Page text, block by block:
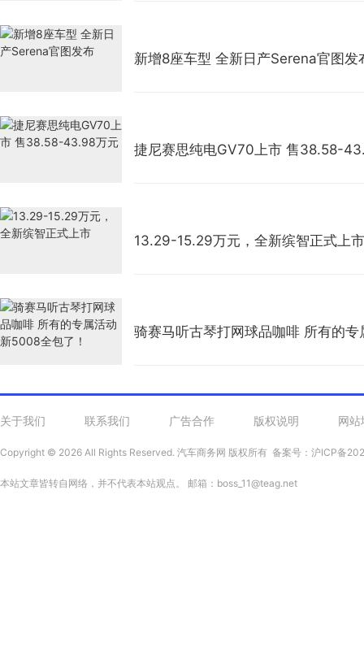
新增8座车型 全新日产Serena官图发
捷尼赛思纯电GV70上市 售38.58-
13.29-15.29万元，全新缤智正式上市
骑赛马听古琴打网球品咖啡 所有的
关于我们 联系我们 广告合作 版权说明 网站
Copyright © 2026 All Rights Reserved. 汽车商务网 版权所有 备案号：沪ICP备
本站文章皆转自网络，并不代表本站观点。 邮箱：boss_11@teag.net